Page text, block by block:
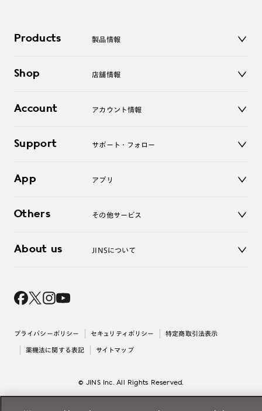
Products 製品情報
サングラス
コンタクトレンズ
アクセサリー
Shop 店舗情報
オンラインショップ
Account アカウント情報
ログアウト
Support サポート・フォロー
よくあるご質問
お問い合わせ
App アプリ
Others その他サービス
レンズ交換
About us JINSについて
採用情報
出店について
プライバシーポリシー セキュリティポリシー 特定商取引法表示
薬機法に関する表記 サイトマップ
© JINS Inc. All Rights Reserved.